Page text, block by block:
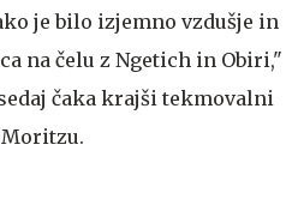
je bilo izjemno vzdušje in
na čelu z Ngetich in Obiri,"
čaka krajši tekmovalni